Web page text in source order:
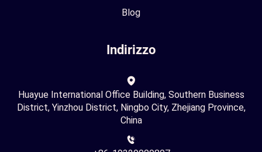
Blog
Indirizzo
Huayue International Office Building, Southern Business
District, Yinzhou District, Ningbo City, Zhejiang Province,
China